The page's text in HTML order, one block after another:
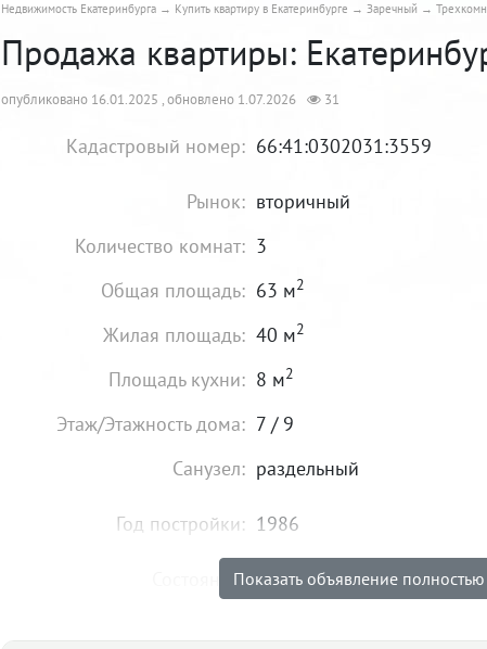
Недвижимость Екатеринбурга Купить квартиру в Екатеринбурге Заречный
Продажа квартиры:
опубликовано 16.01.2025 , обновлено 1.07.2026 31
Кадастровый номер: 66:41:0302031:3559
Рынок: вторичный
Количество комнат: 3
Общая площадь: 63 м2
Жилая площадь: 40 м2
Площадь кухни: 8 м2
Этаж/Этажность дома: 7 / 9
Санузел: раздельный
Год постройки: 1986
Состояние: хорошее
Цена: 7 190 000₽
Показать объявление полностью